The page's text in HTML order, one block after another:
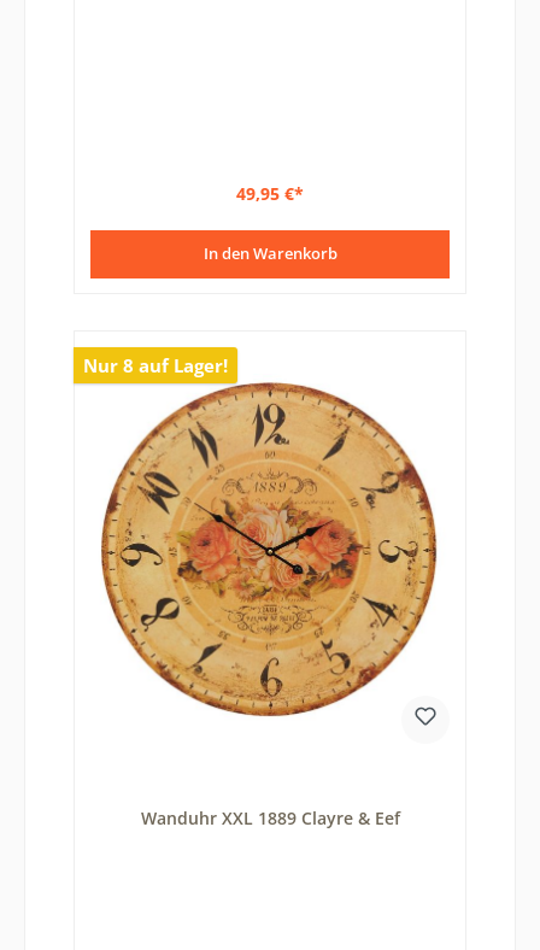
49,95 €*
In den Warenkorb
Nur 8 auf Lager!
Wanduhr XXL 1889 Clayre & Eef